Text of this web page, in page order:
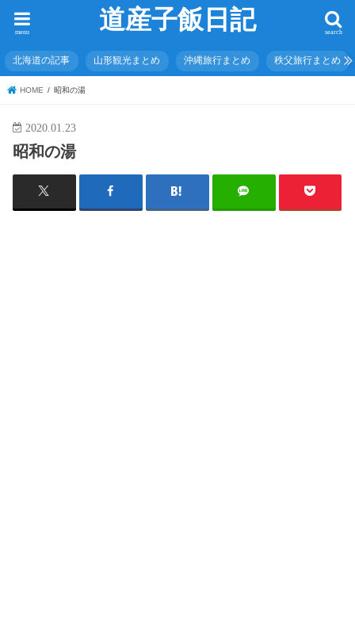
道産子飯日記 search
menu
北海道の記事 山形観光まとめ 沖縄旅行まとめ 秩父旅行まとめ
HOME 昭和の湯
2020.01.23
昭和の湯